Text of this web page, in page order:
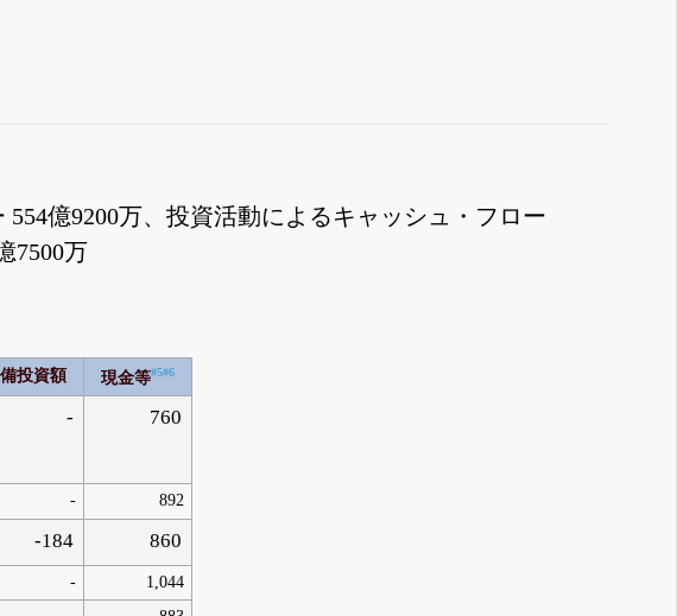
億9200万、投資活動によるキャッシュ・フロー
7500万
投資額 現金等#5#6
- 760
- 892
-184 860
-
1,044